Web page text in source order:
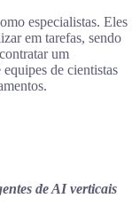
especialistas. Eles
em tarefas, sendo
um
de cientistas
deAIverticais